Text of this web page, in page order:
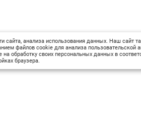
анализа использования данных. Наш сайт
файлов cookie для анализа пользовательской
обработку своих персональных данных в
браузера.